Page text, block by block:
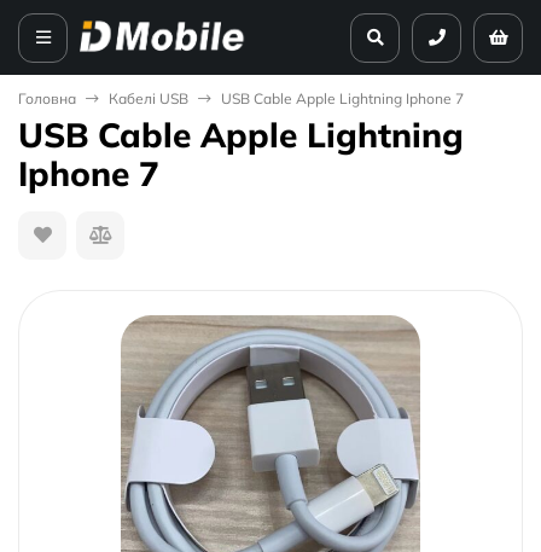
Головна Кабелі USB USB Cable Apple Lightning Iphone 7
USB Cable Apple Lightning
Iphone 7